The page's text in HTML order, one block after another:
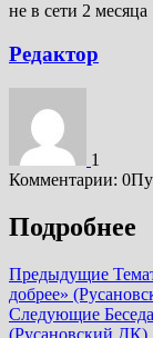
не в сети 2 месяца
Редактор
1
Комментарии: 0
Подробнее
Предыдущие
добрее»
Следующие
(Русановский ДК)